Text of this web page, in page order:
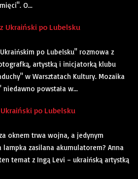
O...
Ukraiński po Lubelsku
po Lubelsku" rozmowa z
artystką i inicjatorką klubu
w Warsztatach Kultury. Mozaika
niedawno powstała w...
po Lubelsku
oknem trwa wojna, a jedynym
lampka zasilana akumulatorem? Anna
temat z Ingą Levi – ukraińską artystką